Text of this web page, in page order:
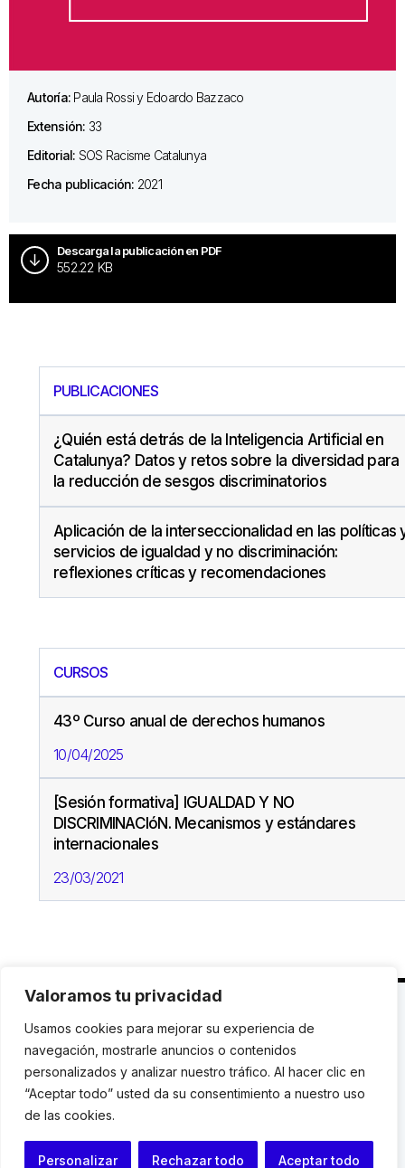
Valoramos tu privacidad
Usamos cookies para mejorar su experiencia de
navegación, mostrarle anuncios o contenidos
personalizados y analizar nuestro tráfico. Al hacer clic en
“Aceptar todo” usted da su consentimiento a nuestro uso
de las cookies.
Personalizar Rechazar todo Aceptar todo
Autoría: Paula Rossi y Edoardo Bazzaco
Extensión: 33
Editorial: SOS Racisme Catalunya
Fecha publicación: 2021
Descarga la publicación en PDF
552.22 KB
PUBLICACIONES
¿Quién está detrás de la Inteligencia Artificial en
Catalunya? Datos y retos sobre la diversidad para
la reducción de sesgos discriminatorios
Aplicación de la interseccionalidad en las políticas
servicios de igualdad y no discriminación:
reflexiones críticas y recomendaciones
CURSOS
43º Curso anual de derechos humanos
10/04/2025
[Sesión formativa] IGUALDAD Y NO
DISCRIMINACIóN. Mecanismos y estándares
internacionales
23/03/2021
C. Avinyó 44, 2n | 08002 Barcelona |T.: +34 93
119 03 72|institut@idhc.org
© Institut de Drets Humans de Catalunya.
Aviso legal|Cookies|Contacto